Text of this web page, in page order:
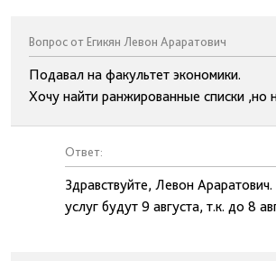
Вопрос от Егикян Левон Араратович
Подавал на факультет экономики.
Хочу найти ранжированные списки ,но
Ответ:
Здравствуйте, Левон
услуг будут 9 августа, т.к. до 8